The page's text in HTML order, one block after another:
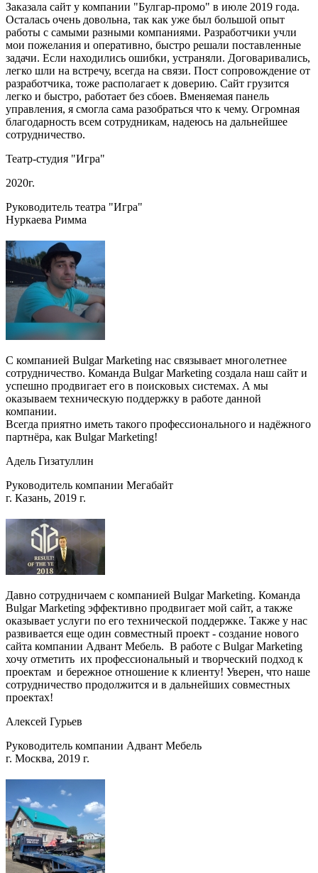
Заказала сайт у компании "Булгар-промо" в июле 2019 года.
Осталась очень довольна, так как уже был большой опыт
работы с самыми разными компаниями. Разработчики учли
мои пожелания и оперативно, быстро решали поставленные
задачи. Если находились ошибки, устраняли. Договаривались,
легко шли на встречу, всегда на связи. Пост сопровождение от
разработчика, тоже располагает к доверию. Сайт грузится
легко и быстро, работает без сбоев. Вменяемая панель
управления, я смогла сама разобраться что к чему. Огромная
благодарность всем сотрудникам, надеюсь на дальнейшее
сотрудничество.
Театр-студия "Игра"
2020г.
Руководитель театра "Игра"
Нуркаева Римма
C компанией Bulgar Marketing нас связывает многолетнее
сотрудничество. Команда Bulgar Marketing создала наш сайт и
успешно продвигает его в поисковых системах. А мы
оказываем техническую поддержку в работе данной
компании.
Всегда приятно иметь такого профессионального и надёжного
партнёра, как Bulgar Marketing!
Адель Гизатуллин
Руководитель компании Мегабайт
г. Казань, 2019 г.
Давно сотрудничаем с компанией Bulgar Marketing. Команда
Bulgar Marketing эффективно продвигает мой сайт, а также
оказывает услуги по его технической поддержке. Также у нас
развивается еще один совместный проект - создание нового
сайта компании Адвант Мебель. В работе с Bulgar Marketing
хочу отметить их профессиональный и творческий подход к
проектам и бережное отношение к клиенту! Уверен, что наше
сотрудничество продолжится и в дальнейших совместных
проектах!
Алексей Гурьев
Руководитель компании Адвант Мебель
г. Москва, 2019 г.